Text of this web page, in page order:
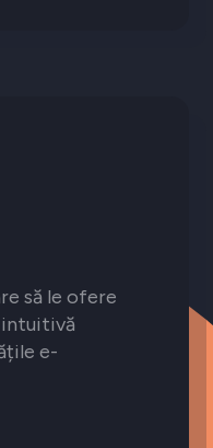
să le ofere
e-